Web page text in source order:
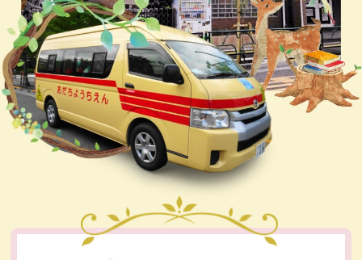
４年保育（満３歳児）